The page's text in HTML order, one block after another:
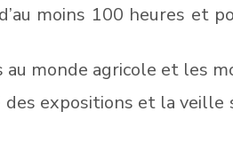
moins 100 heures et
monde agricole et les
expositions et la